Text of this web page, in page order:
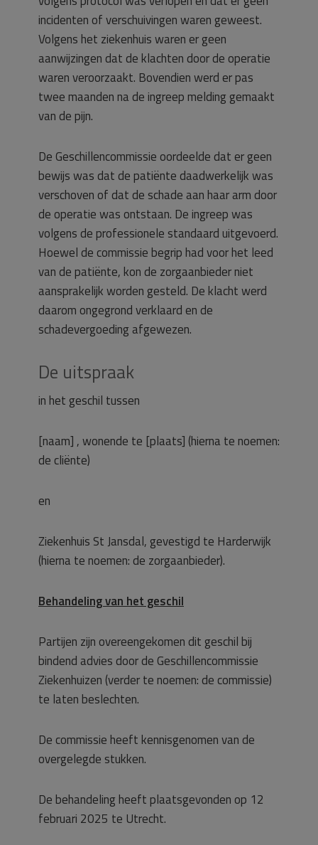
incidenten of verschuivingen waren geweest.
Volgens het ziekenhuis waren er geen
aanwijzingen dat de klachten door de operatie
waren veroorzaakt. Bovendien werd er pas
twee maanden na de ingreep melding gemaakt
van de pijn.
De Geschillencommissie oordeelde dat er geen
bewijs was dat de patiënte daadwerkelijk was
verschoven of dat de schade aan haar arm door
de operatie was ontstaan. De ingreep was
volgens de professionele standaard uitgevoerd.
Hoewel de commissie begrip had voor het leed
van de patiënte, kon de zorgaanbieder niet
aansprakelijk worden gesteld. De klacht werd
daarom ongegrond verklaard en de
schadevergoeding afgewezen.
De uitspraak
in het geschil tussen
[naam] , wonende te [plaats] (hierna te noemen:
de cliënte)
en
Ziekenhuis St Jansdal, gevestigd te Harderwijk
(hierna te noemen: de zorgaanbieder).
Behandeling van het geschil
Partijen zijn overeengekomen dit geschil bij
bindend advies door de Geschillencommissie
Ziekenhuizen (verder te noemen: de commissie)
te laten beslechten.
De commissie heeft kennisgenomen van de
overgelegde stukken.
De behandeling heeft plaatsgevonden op 12
februari 2025 te Utrecht.